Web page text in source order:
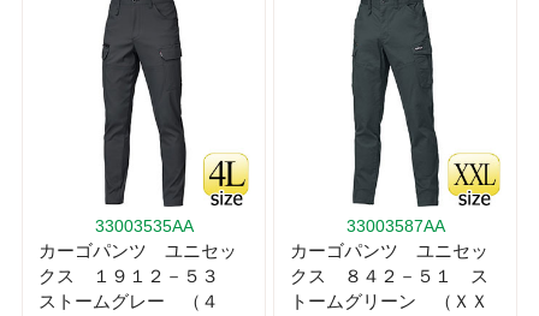
33003535AA
カーゴパンツ ユニセッ
クス １９１２－５３
ストームグレー （４
33003587AA
カーゴパンツ ユニセッ
クス ８４２－５１ ス
トームグリーン （ＸＸ